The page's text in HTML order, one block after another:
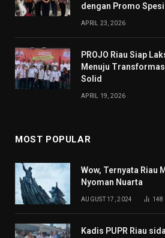
dengan Promo
APRIL 23, 2026
PROJO Riau Siap
Menuju
Solid
APRIL 19, 2026
MOST POPULAR
Wow, Ternyata Riau
Nyoman Nuarta
AUGUST 17, 2024 148
Kadis PUPR Riau